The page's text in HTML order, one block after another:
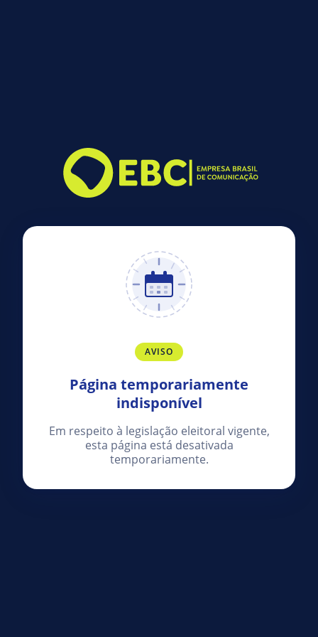
AVISO
Página temporariamente
indisponível
Em respeito à legislação eleitoral vigente,
esta página está desativada
temporariamente.